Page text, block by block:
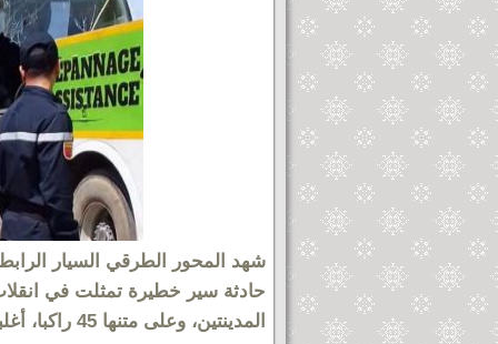
شهد المحور الطرقي السيار
حادثة سير خطيرة تمثلت في
المدينتين، وعلى متنها 45 راكبا، أغلبهم من أفراد الجالية المغربية المقيمة بالخارج.